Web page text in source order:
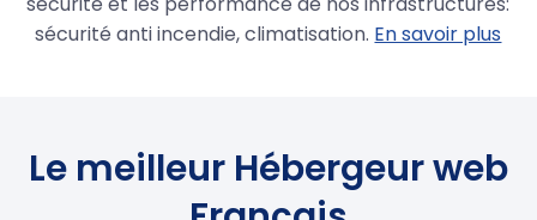
sécurité anti incendie, climatisation. En savoir plus
Le meilleur Hébergeur web